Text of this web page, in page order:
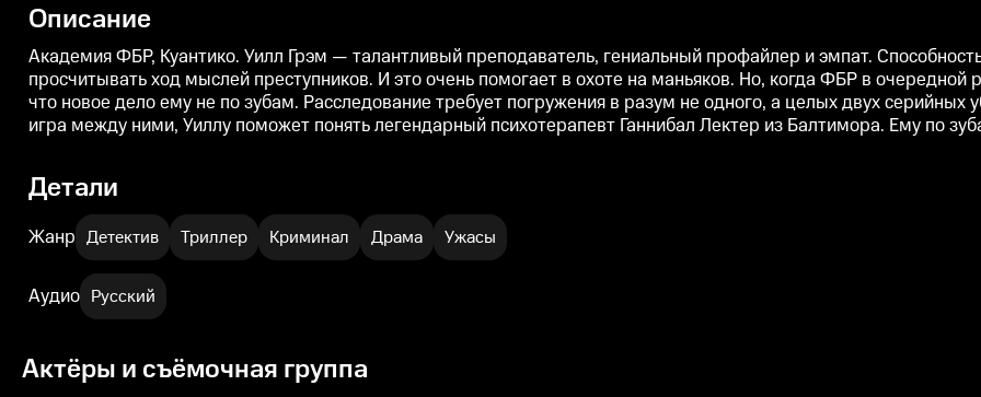
Описание
Академия ФБР, Куантико. Уилл Грэм — талантливый преподаватель, гениальный профайлер и эмпат.
просчитывать ход мыслей преступников. И это очень помогает в охоте на маньяков. Но, когда ФБР в
что новое дело ему не по зубам. Расследование требует погружения в разум не одного, а целых двух серийных
игра между ними, Уиллу поможет понять легендарный психотерапевт Ганнибал Лектер из Балтимора. Ему по
Детали
Жанр Детектив Триллер Криминал Драма Ужасы
Аудио Русский
Актёры и съёмочная группа